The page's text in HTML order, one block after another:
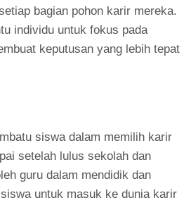
bagian pohon karir mereka.
individu untuk fokus pada
keputusan yang lebih tepat
siswa dalam memilih karir
setelah lulus sekolah dan
guru dalam mendidik dan
untuk masuk ke dunia karir